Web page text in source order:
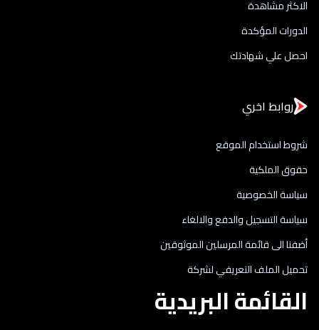
الاكثر مشاهدة
الدورات المؤكدة
احصل علي شهادتك
روابط اخري
شروط استخدام الموقع
حقوق الملكية
سياسة الخصوصية
سياسة التسجيل والدفع والالغاء
أضفنا الى قائمة المرسلين الموثوقين
تحميل الملف التعريفي لشركة
القائمة البريدية